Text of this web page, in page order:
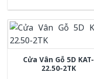
Cửa Vân Gỗ 5D KAT-
22.50-2TK